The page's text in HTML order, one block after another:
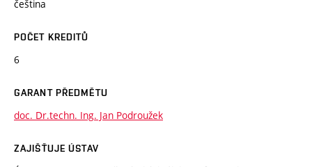
čeština
POČET KREDITŮ
6
GARANT PŘEDMĚTU
doc. Dr.techn. Ing. Jan Podroužek
ZAJIŠŤUJE ÚSTAV